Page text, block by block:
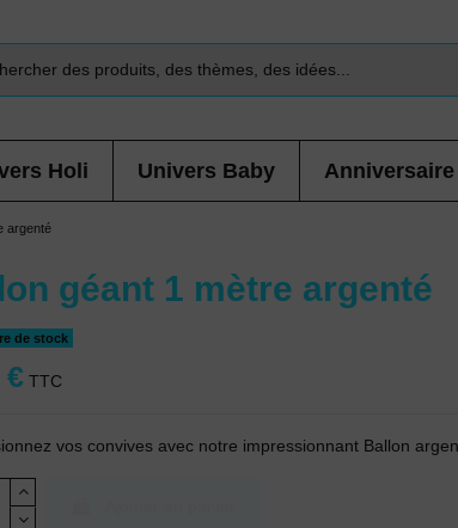
Holi Univers Baby Anniversaire
argenté
géant 1 mètre argenté
de stock
€ TTC
vos convives avec notre impressionnant Ballon